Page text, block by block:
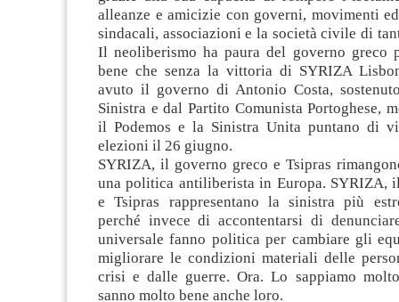
alleanze e amicizie con governi, movimenti
sindacali, associazioni e la società civile di
Il neoliberismo ha paura del governo greco
bene che senza la vittoria di SYRIZA
avuto il governo di Antonio Costa,
Sinistra e dal Partito Comunista Portoghese,
il Podemos e la Sinistra Unita puntano di
elezioni il 26 giugno.
SYRIZA, il governo greco e Tsipras
una politica antiliberista in Europa. SYRIZA,
e Tsipras rappresentano la sinistra più
perché invece di accontentarsi di
universale fanno politica per cambiare gli
migliorare le condizioni materiali delle
crisi e dalle guerre. Ora. Lo sappiamo
sanno molto bene anche loro.